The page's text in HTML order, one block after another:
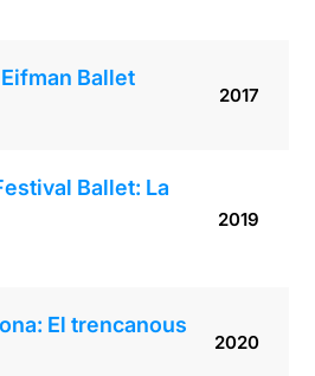
Ballet
2017
Ballet: La
2019
El trencanous
2020